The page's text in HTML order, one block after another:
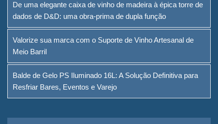
Serviço
Marcas que atendemos
Sustentabilidade
Nossa equipe
Caso
De uma elegante caixa de vinho de madeira à épica torre de
dados de D&D: uma obra-prima de dupla função
Valorize sua marca com o Suporte de Vinho Artesanal de
Meio Barril
Balde de Gelo PS Iluminado 16L: A Solução Definitiva para
Resfriar Bares, Eventos e Varejo